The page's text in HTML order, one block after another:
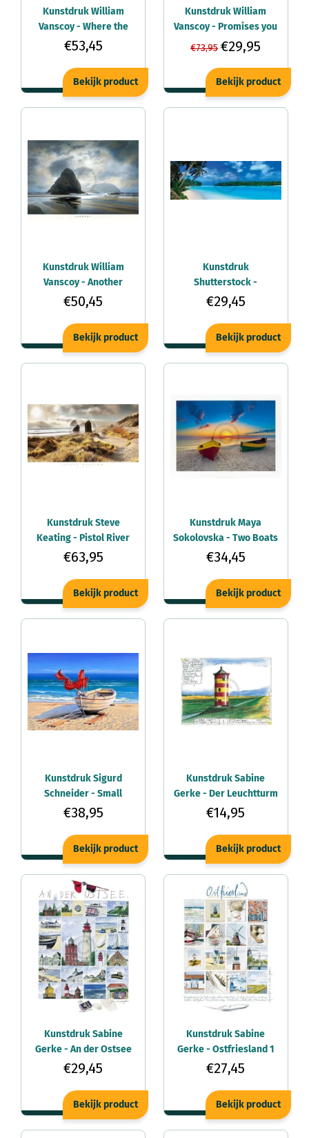
Kunstdruk William
Vanscoy - Where the
Angels Hide 68x76cm
€53,45
Bekijk product
Kunstdruk William
Vanscoy - Promises you
left for me 91x66cm
€73,95 €29,95
Bekijk product
Kunstdruk William
Vanscoy - Another
Place to Be 91x66cm
€50,45
Bekijk product
Kunstdruk
Shutterstock -
Panoramic Lagoon
€29,45
Bekijk product
Kunstdruk Steve
Keating - Pistol River
99x56cm
€63,95
Bekijk product
Kunstdruk Maya
Sokolovska - Two Boats
80x60cm
€34,45
Bekijk product
Kunstdruk Sigurd
Schneider - Small
fishing boat 80x60cm
€38,95
Bekijk product
Kunstdruk Sabine
Gerke - Der Leuchtturm
von Pilsum 30x24cm
€14,95
Bekijk product
Kunstdruk Sabine
Gerke - An der Ostsee
50x70cm
€29,45
Bekijk product
Kunstdruk Sabine
Gerke - Ostfriesland 1
50x70cm
€27,45
Bekijk product